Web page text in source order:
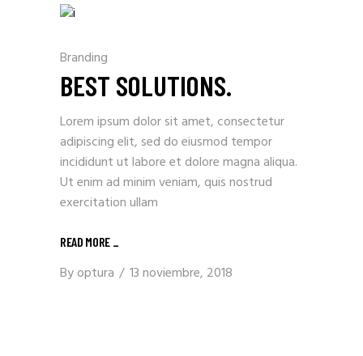
Branding
BEST SOLUTIONS.
Lorem ipsum dolor sit amet, consectetur
adipiscing elit, sed do eiusmod tempor
incididunt ut labore et dolore magna aliqua.
Ut enim ad minim veniam, quis nostrud
exercitation ullam
READ MORE _
Byoptura 13 noviembre, 2018